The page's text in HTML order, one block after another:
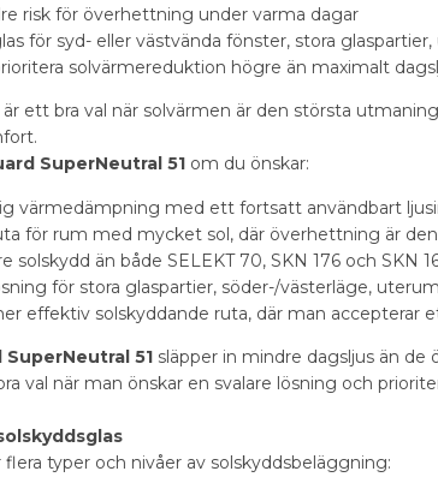
risk för överhettning under varma dagar
för syd- eller västvända fönster, stora
solvärmereduktion högre än maximalt
ett bra val när solvärmen är den största
SuperNeutral 51 om du önskar:
värmedämpning med ett fortsatt användbart
för rum med mycket sol, där överhettning är
solskydd än både SELEKT 70, SKN 176 och SKN
för stora glaspartier, söder-/västerläge,
effektiv solskyddande ruta, där man
SuperNeutral 51 släpper in mindre dagsljus än
val när man önskar en svalare lösning och
flera typer och nivåer av solskyddsbeläggning: